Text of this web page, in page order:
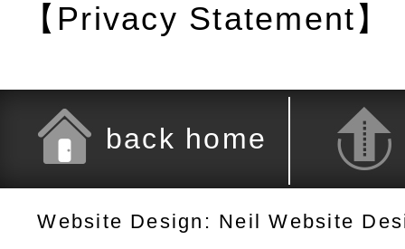
【Privacy Statement】
back home
Website Design: Neil Website